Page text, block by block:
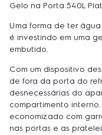
Gelo na Porta 540L
Uma forma de ter
é investindo em uma
embutido.
Com um dispositivo
de fora da porta do
desnecessárias do
compartimento
economizado com
nas portas e as